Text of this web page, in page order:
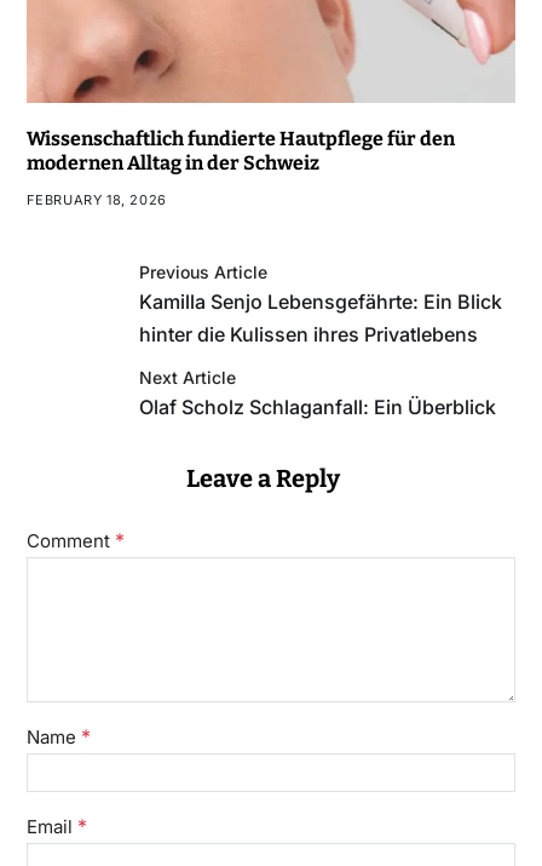
Wissenschaftlich fundierte Hautpflege für den
modernen Alltag in der Schweiz
FEBRUARY 18, 2026
Previous Article
Kamilla Senjo Lebensgefährte: Ein Blick
hinter die Kulissen ihres Privatlebens
Next Article
Olaf Scholz Schlaganfall: Ein Überblick
Leave a Reply
Comment *
Name *
Email *